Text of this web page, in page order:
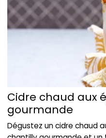
Cidre chaud aux
gourmande
Dégustez un cidre chaud